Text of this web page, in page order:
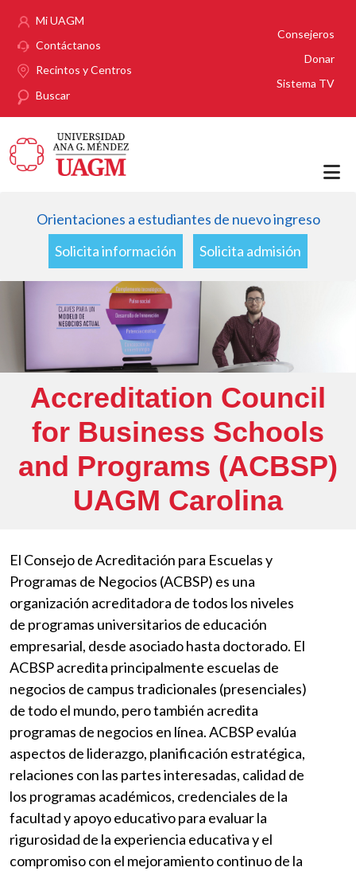
Mi UAGM
Contáctanos
Recintos y Centros
Buscar
Consejeros
Donar
Sistema TV
Orientaciones a estudiantes de nuevo ingreso
Solicita información
Solicita admisión
Accreditation Council
for Business Schools
and Programs (ACBSP)
UAGM Carolina
El Consejo de Acreditación para Escuelas y
Programas de Negocios (ACBSP) es una
organización acreditadora de todos los niveles
de programas universitarios de educación
empresarial, desde asociado hasta doctorado. El
ACBSP acredita principalmente escuelas de
negocios de campus tradicionales (presenciales)
de todo el mundo, pero también acredita
programas de negocios en línea. ACBSP evalúa
aspectos de liderazgo, planificación estratégica,
relaciones con las partes interesadas, calidad de
los programas académicos, credenciales de la
facultad y apoyo educativo para evaluar la
rigurosidad de la experiencia educativa y el
compromiso con el mejoramiento continuo de la